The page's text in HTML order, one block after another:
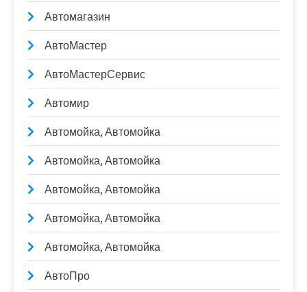
Автомагазин
АвтоМастер
АвтоМастерСервис
Автомир
Автомойка, Автомойка
Автомойка, Автомойка
Автомойка, Автомойка
Автомойка, Автомойка
Автомойка, Автомойка
АвтоПро